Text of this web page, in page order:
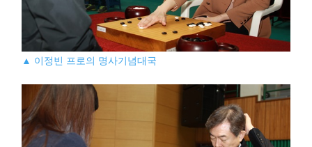
▲ 이정빈 프로의 명사기념대국